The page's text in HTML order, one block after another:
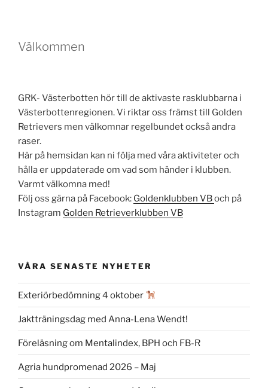
Välkommen
GRK- Västerbotten hör till de aktivaste rasklubbarna i
Västerbottenregionen. Vi riktar oss främst till Golden
Retrievers men välkomnar regelbundet också andra
raser.
Här på hemsidan kan ni följa med våra aktiviteter och
hålla er uppdaterade om vad som händer i klubben.
Varmt välkomna med!
Följ oss gärna på Facebook: Goldenklubben VBoch på
Instagram Golden Retrieverklubben VB
VÅRA SENASTE NYHETER
Exteriörbedömning 4 oktober
Jaktträningsdag med Anna-Lena Wendt!
Föreläsning om Mentalindex, BPH och FB-R
Agria hundpromenad 2026 – Maj